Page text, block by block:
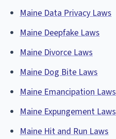
Maine Data Privacy Laws
Maine Deepfake Laws
Maine Divorce Laws
Maine Dog Bite Laws
Maine Emancipation Laws
Maine Expungement Laws
Maine Hit and Run Laws